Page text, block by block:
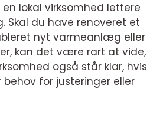
lokal virksomhed lettere
Skal du have renoveret et
nyt varmeanlæg eller
kan det være rart at vide,
også står klar, hvis
for justeringer eller